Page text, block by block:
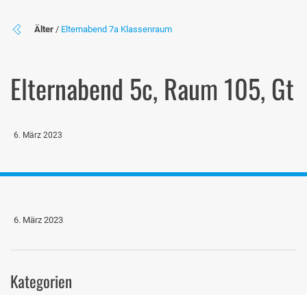
Älter / Elternabend 7a Klassenraum
Elternabend 5c, Raum 105, Gt
6. März 2023
6. März 2023
Kategorien